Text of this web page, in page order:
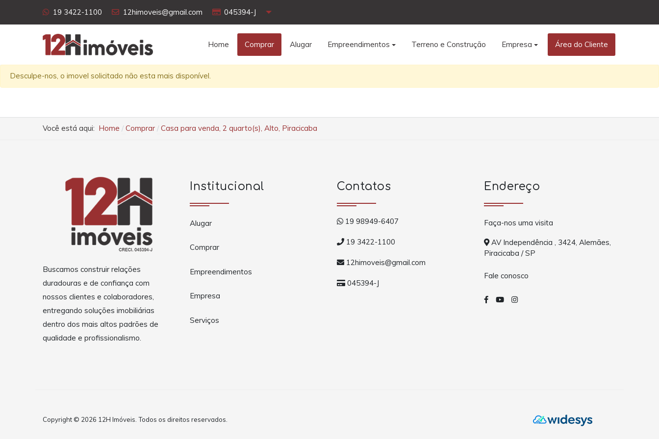
19 3422-1100 12himoveis@gmail.com 045394-J
Home Comprar Alugar Empreendimentos Terreno e Construção Empresa Área do Cliente
Desculpe-nos, o imovel solicitado não esta mais disponível.
Você está aqui: Home Comprar Casa para venda, 2 quarto(s), Alto, Piracicaba
Buscamos construir relações
duradouras e de confiança com
nossos clientes e colaboradores,
entregando soluções imobiliárias
dentro dos mais altos padrões de
qualidade e profissionalismo.
Institucional
Alugar
Comprar
Empreendimentos
Empresa
Serviços
Contatos
19 98949-6407
19 3422-1100
12himoveis@gmail.com
045394-J
Endereço
Faça-nos uma visita
AV Independência , 3424, Alemães,
Piracicaba / SP
Fale conosco
Copyright © 2026 12H Imóveis. Todos os direitos reservados.